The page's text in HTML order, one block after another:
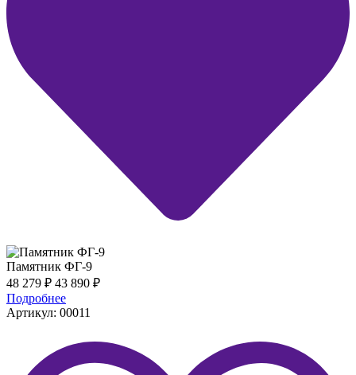
Памятник ФГ-9
48 279 ₽ 43 890 ₽
Подробнее
Артикул: 00011